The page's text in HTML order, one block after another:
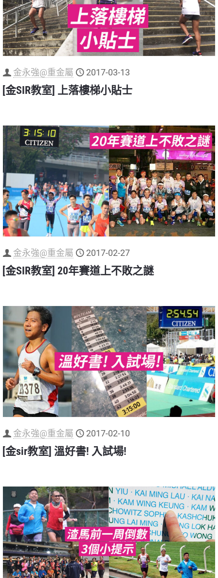
金永強@重金屬 2017-03-13
[金SIR教室] 上落樓梯小貼士
金永強@重金屬 2017-02-27
[金SIR教室] 20年賽道上不敗之謎
金永強@重金屬 2017-02-10
[金sir教室] 溫好書! 入試場!